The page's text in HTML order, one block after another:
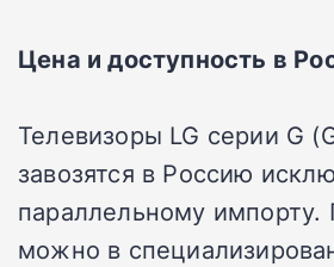
Цена и доступность в
Телевизоры LG серии G
завозятся в Россию
параллельному импорту.
можно в